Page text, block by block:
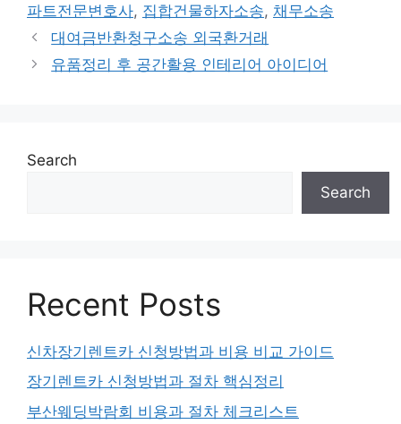
파트전문변호사, 집합건물하자소송, 채무소송
대여금반환청구소송 외국환거래
유품정리 후 공간활용 인테리어 아이디어
Search
Search
Recent Posts
신차장기렌트카 신청방법과 비용 비교 가이드
장기렌트카 신청방법과 절차 핵심정리
부산웨딩박람회 비용과 절차 체크리스트